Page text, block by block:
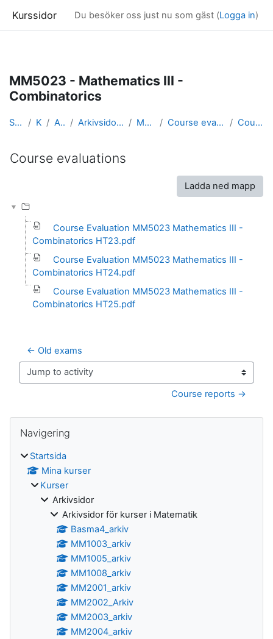
Kurssidor Du besöker oss just nu som gäst (Logga in)
MM5023 - Mathematics III -
Combinatorics
Startsida Kurser Arkivsidor Arkivsidor för kurser i Matematik MM5023_arkiv Course evaluations and course reports Course evaluations
Course evaluations
Ladda ned mapp
Course Evaluation MM5023 Mathematics III -
Combinatorics HT23.pdf
Course Evaluation MM5023 Mathematics III -
Combinatorics HT24.pdf
Course Evaluation MM5023 Mathematics III -
Combinatorics HT25.pdf
← Old exams
Jump to activity
Course reports →
Block
Navigering
Startsida
Mina kurser
Kurser
Arkivsidor
Arkivsidor för kurser i Matematik
Basma4_arkiv
MM1003_arkiv
MM1005_arkiv
MM1008_arkiv
MM2001_arkiv
MM2002_Arkiv
MM2003_arkiv
MM2004_arkiv